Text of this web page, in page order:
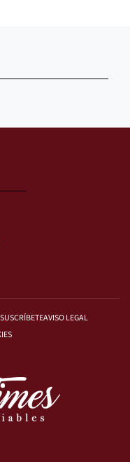
SUSCRÍBETEAVISO LEGAL